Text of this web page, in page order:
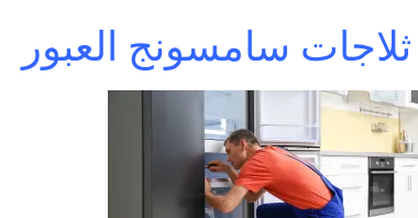
سامسونج العبور